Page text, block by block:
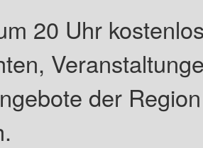
20 Uhr
der